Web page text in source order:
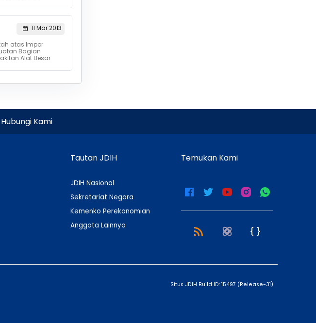
11 Mar 2013
atas Impor
Bagian
Alat Besar
Hubungi Kami
Tautan JDIH
JDIH Nasional
Sekretariat Negara
Kemenko Perekonomian
Anggota Lainnya
Temukan Kami
Situs JDIH Build ID: 15497 (Release-31)